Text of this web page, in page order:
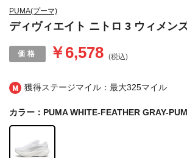
獲得ステージマイル：最大325マイル
PUMA(プーマ)
ディヴィエイト ニトロ 3 ウィメン
￥6,578 (税込)
カラー：PUMA WHITE-FEATHER GRAY-